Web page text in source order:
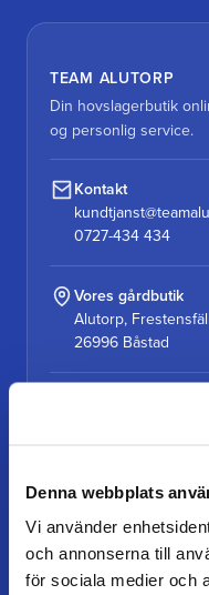
Denna webbplats
Vi använder
och annonserna till
för sociala medier och
TEAM ALUTORP
Din hovslagerbutik
og personlig service.
Kontakt
0727-434 434
Vores gårdbutik
Alutorp,
26996 Båstad
KUNDESERVICE
Kundeservice